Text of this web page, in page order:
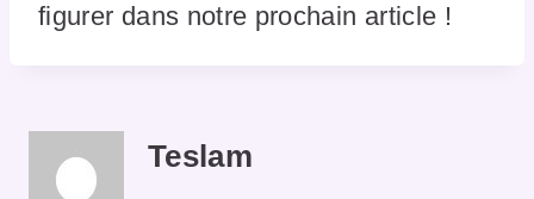
figurer dans notre prochain article !
Teslam